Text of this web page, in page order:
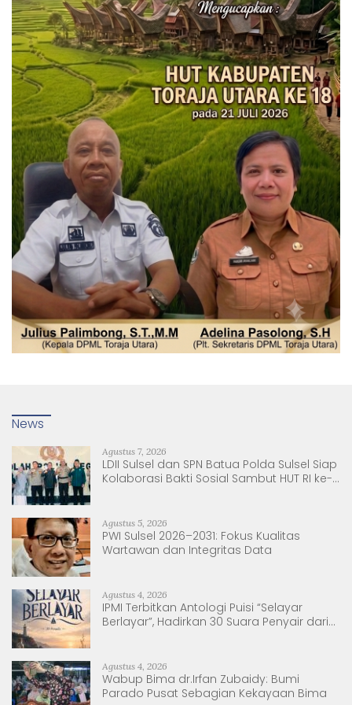
News
Agustus 7, 2026
LDII Sulsel dan SPN Batua Polda Sulsel Siap
Kolaborasi Bakti Sosial Sambut HUT RI ke-
Agustus 5, 2026
PWI Sulsel 2026–2031: Fokus Kualitas
Wartawan dan Integritas Data
Agustus 4, 2026
IPMI Terbitkan Antologi Puisi “Selayar
Berlayar”, Hadirkan 30 Suara Penyair dari
Agustus 4, 2026
Wabup Bima dr.Irfan Zubaidy: Bumi
Parado Pusat Sebagian Kekayaan Bima